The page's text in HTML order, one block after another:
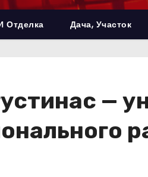
Отделка Дача, Участок
—